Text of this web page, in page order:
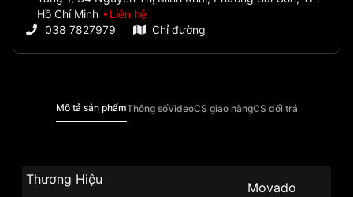
Hồ Chí Minh
Liên hệ
038 7827979
Chỉ đường
Mô tả sản phẩmThông sốVideoCS giao hàngCS đổi trả
Thương Hiệu
Movado